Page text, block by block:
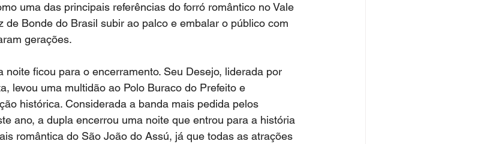
uma das principais referências do forró romântico no Vale
de Bonde do Brasil subir ao palco e embalar o público com
gerações.
noite ficou para o encerramento. Seu Desejo, liderada por
levou uma multidão ao Polo Buraco do Prefeito e
histórica. Considerada a banda mais pedida pelos
ano, a dupla encerrou uma noite que entrou para a história
romântica do São João do Assú, já que todas as atrações